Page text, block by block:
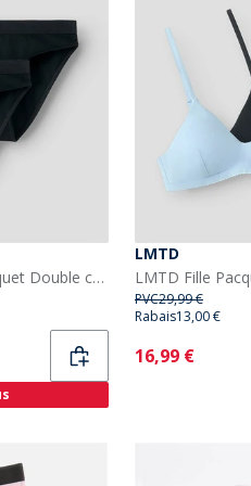
LMTD Fille Nantelle Pacquet Double culottes Noir
LMTD
PVC29,99 €
Rabais13,00 €
Current
16,99 €